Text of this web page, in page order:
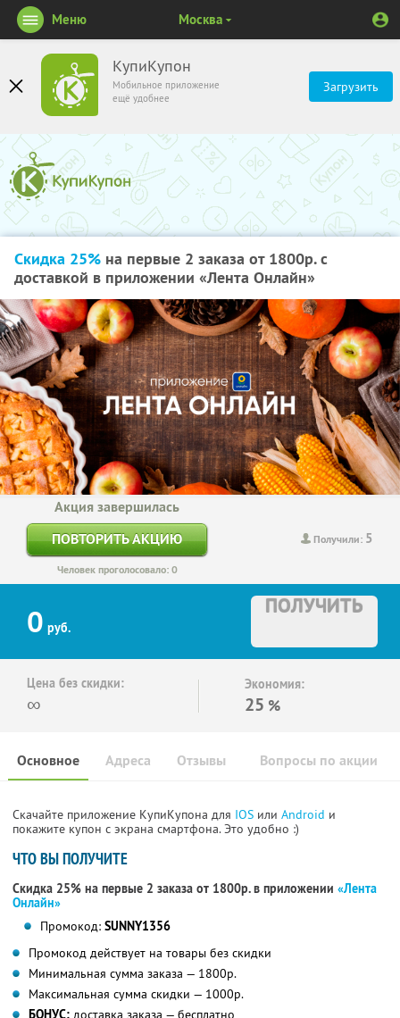
КупиКупон
Мобильное приложение
ещё удобнее
Загрузить
Меню Москва
Скидка 25% на первые 2 заказа от 1800р. с
доставкой в приложении «Лента Онлайн»
Получили: 5
Акция завершилась
ПОВТОРИТЬ АКЦИЮ
Человек проголосовало: 0
0 руб.
ПОЛУЧИТЬ
Цена без скидки:
∞
Экономия:
25 %
Основное Отзывы Вопросы по акции
Адреса
Скачайте приложение КупиКупона для IOS или Android и
покажите купон с экрана смартфона. Это удобно :)
ЧТО ВЫ ПОЛУЧИТЕ
Скидка 25% на первые 2 заказа от 1800р. в приложении «Лента
Онлайн»
Промокод: SUNNY1356
Промокод действует на товары без скидки
Минимальная сумма заказа — 1800р.
Максимальная сумма скидки — 1000р.
БОНУС: доставка заказа — бесплатно